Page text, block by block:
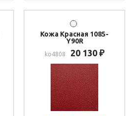
Кожа Красная 1085-
Y90R
ko4808 20 130 ₽